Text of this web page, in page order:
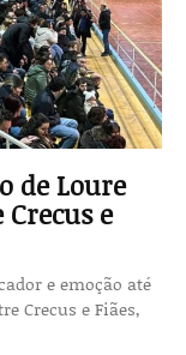
de Loure
e
e emoção até
Crecus e Fiães,